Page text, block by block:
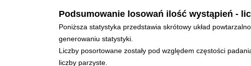
Podsumowanie losowań ilość wystąpień -
Poniższa statystyka przedstawia skrótowy układ
generowaniu statystyki.
Liczby posortowane zostały pod względem częstości
liczby parzyste.